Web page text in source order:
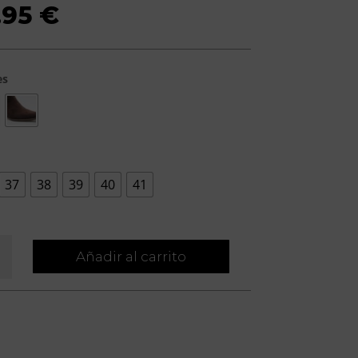
€
37 38 39 40 41
Añadir al carrito